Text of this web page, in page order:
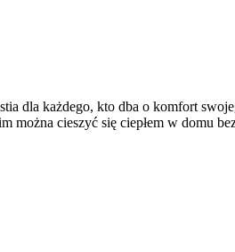
dla każdego, kto dba o komfort
można cieszyć się ciepłem w domu